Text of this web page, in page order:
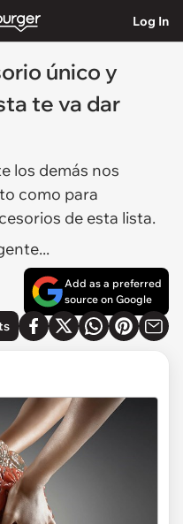
Log In
único y
te va dar
los demás nos
como para
de esta lista.
Add as a preferred
source on Google